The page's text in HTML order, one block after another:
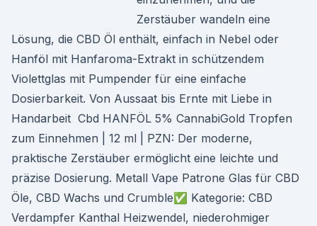
Zerstäuber wandeln eine
Lösung, die CBD Öl enthält, einfach in Nebel oder
Hanföl mit Hanfaroma-Extrakt in schützendem
Violettglas mit Pumpender für eine einfache
Dosierbarkeit. Von Aussaat bis Ernte mit Liebe in
Handarbeit Cbd HANFÖL 5% CannabiGold Tropfen
zum Einnehmen | 12 ml | PZN: Der moderne,
praktische Zerstäuber ermöglicht eine leichte und
präzise Dosierung. Metall Vape Patrone Glas für CBD
Öle, CBD Wachs und Crumble✅ Kategorie: CBD
Verdampfer Kanthal Heizwendel, niederohmiger